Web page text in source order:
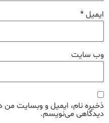
ایمیل*
وب‌ سایت
ذخیره نام، ایمیل و وبسایت من
دیدگاهی می‌نویسم.